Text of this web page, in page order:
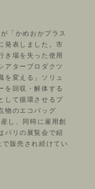
「かめおかプラス
発表しました。市
き場を失った使用
アタープロダクツ
を変える」ソリュ
を回収・解体する
して循環させるプ
物のエコバッグ
し、同時に雇用創
パリの展覧会で紹
販売され続けてい